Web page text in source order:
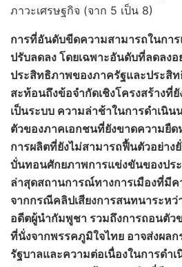
ภาวะเศรษฐกิจ (จาก 5 เป็น 8)
การที่อันดับขีดความสามารถในกา
ปรับลดลง โดยเฉพาะอันดับที่ลดลง
ประสิทธิภาพของภาครัฐและประสิ
สะท้อนถึงข้อจำกัดเชิงโครงสร้างที่
เป็นระบบ ความล่าช้าในการดำเนิน
ตัวของภาคเอกชนที่ยังขาดความยื
การผลิตที่ยังไม่สามารถฟื้นตัวอย่าง
บั่นทอนศักยภาพการแข่งขันของปร
ล่าสุดสถานการณ์ทางการเมืองที่มี
จากกรณีคลิปเสียงการสนทนาระหว่
อดีตผู้นำกัมพูชา รวมถึงการถอนตัว
ที่นั่งจากพรรคภูมิใจไทย อาจส่งผล
รัฐบาลและความต่อเนื่องในการดำ